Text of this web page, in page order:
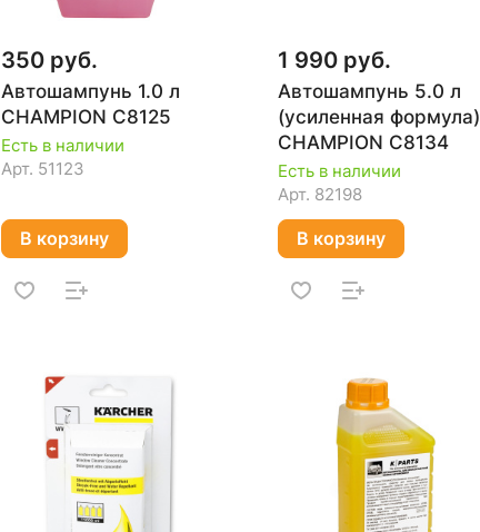
350 руб.
Автошампунь 1.0 л
CHAMPION C8125
Есть в наличии
Арт. 51123
В корзину
1 990 руб.
Автошампунь 5.0 л
(усиленная формула)
CHAMPION C8134
Есть в наличии
Арт. 82198
В корзину